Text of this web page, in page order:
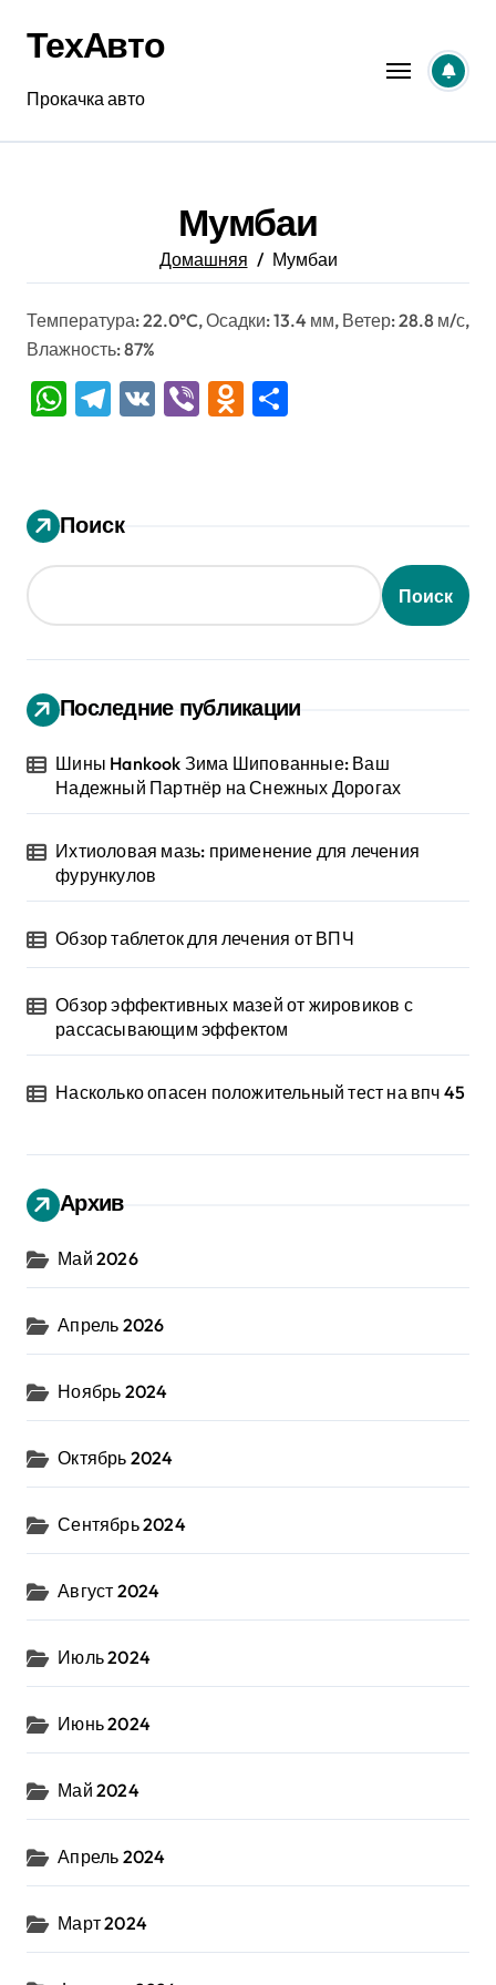
содержанию
ТехАвто
Прокачка авто
Мумбаи
Домашняя Мумбаи
Температура: 22.0°C, Осадки: 13.4 мм, Ветер: 28.8 м/с,
Влажность: 87%
WhatsApp
Telegram
VK ViberOdnoklassniki
Поиск
Поиск
Последние публикации
Шины Hankook Зима Шипованные: Ваш
Надежный Партнёр на Снежных Дорогах
Ихтиоловая мазь: применение для лечения
фурункулов
Обзор таблеток для лечения от ВПЧ
Обзор эффективных мазей от жировиков с
рассасывающим эффектом
Насколько опасен положительный тест на впч 45
Архив
Май 2026
Апрель 2026
Ноябрь 2024
Октябрь 2024
Сентябрь 2024
Август 2024
Июль 2024
Июнь 2024
Май 2024
Апрель 2024
Март 2024